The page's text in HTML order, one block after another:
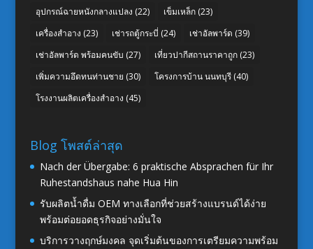
อุปกรณ์ฉายหนังกลางแปลง (22) เข็มเหล็ก(23)
เครื่องสำอาง (23) เช่ารถตู้กระบี่ (24) เช่าอัลพาร์ด (39)
เช่าอัลพาร์ด พร้อมคนขับ (27) เที่ยวปากีสถานราคาถูก(23)
เพิ่มความอึดทนท่านชาย (30) โครงการบ้าน นนทบุรี(40)
โรงงานผลิตเครื่องสำอาง (45)
Blog โพสต์ล่าสุด
Nach der Übergabe: 6 praktische Absprachen für Ihr
Ruhestandshaus nahe Hua Hin
รับผลิตน้ำดื่ม OEM ทางเลือกที่ช่วยสร้างแบรนด์ได้ง่าย
พร้อมต่อยอดธุรกิจอย่างมั่นใจ
บริการวางฤกษ์มงคล จุดเริ่มต้นของการเตรียมความพร้อม